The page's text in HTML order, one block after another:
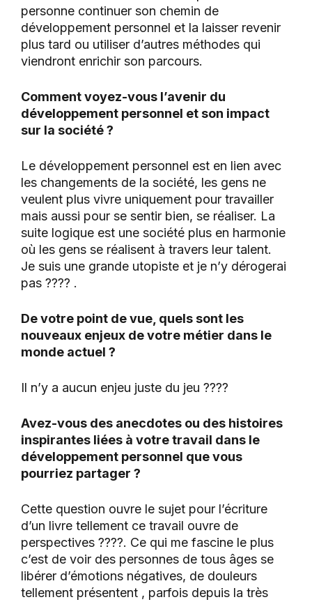
personne continuer son chemin de
développement personnel et la laisser revenir
plus tard ou utiliser d’autres méthodes qui
viendront enrichir son parcours.
Comment voyez-vous l’avenir du
développement personnel et son impact
sur la société ?
Le développement personnel est en lien avec
les changements de la société, les gens ne
veulent plus vivre uniquement pour travailler
mais aussi pour se sentir bien, se réaliser. La
suite logique est une société plus en harmonie
où les gens se réalisent à travers leur talent.
Je suis une grande utopiste et je n’y dérogerai
pas ???? .
De votre point de vue, quels sont les
nouveaux enjeux de votre métier dans le
monde actuel ?
Il n’y a aucun enjeu juste du jeu ????
Avez-vous des anecdotes ou des histoires
inspirantes liées à votre travail dans le
développement personnel que vous
pourriez partager ?
Cette question ouvre le sujet pour l’écriture
d’un livre tellement ce travail ouvre de
perspectives ????. Ce qui me fascine le plus
c’est de voir des personnes de tous âges se
libérer d’émotions négatives, de douleurs
tellement présentent , parfois depuis la très